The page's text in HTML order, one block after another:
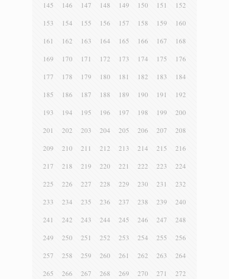
145
146 147 148 149 150 151
152
153
154 155 156 157 158 159
160
161
162 163 164 165 166 167
168
169
170 171 172 173 174 175
176
177
178 179 180 181 182 183
184
185
186 187 188 189 190 191
192
193
194 195 196 197 198 199
200
201
202 203 204 205 206 207
208
209
210 211 212 213 214 215
216
217
218 219 220 221 222 223
224
225
226 227 228 229 230 231
232
233
234 235 236 237 238 239
240
241
242 243 244 245 246 247
248
249
250 251 252 253 254 255
256
257
258 259 260 261 262 263
264
265
266 267 268 269 270 271
272